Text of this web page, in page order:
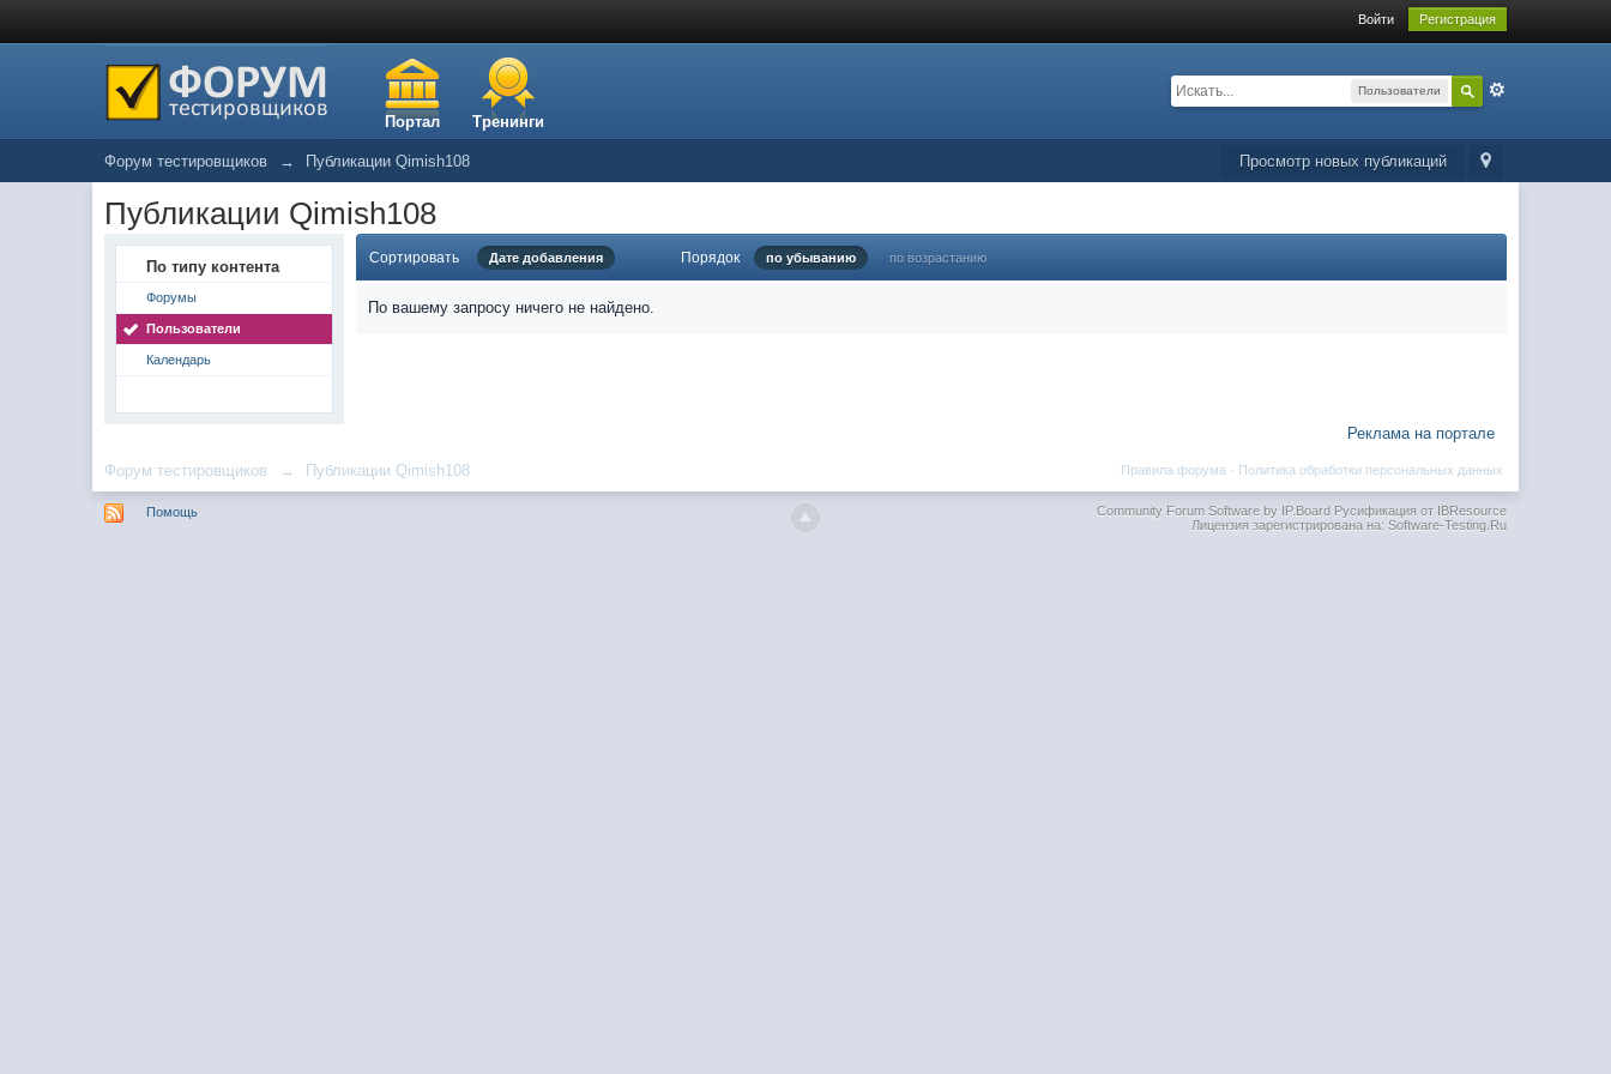
Войти Регистрация
Портал Тренинги
Пользователи
Просмотр новых публикаций
Форум тестировщиков → Публикации Qimish108
Публикации Qimish108
По типу контента
Форумы
Пользователи
Календарь
Сортировать Дате добавления Порядок по убыванию по возрастанию
По вашему запросу ничего не найдено.
Реклама на портале
Форум тестировщиков → Публикации Qimish108 Политика обработки персональных данных
Правила форума ·
Помощь Community Forum Software by IP.BoardРусификация от IBResource
Лицензия зарегистрирована на: Software-Testing.Ru